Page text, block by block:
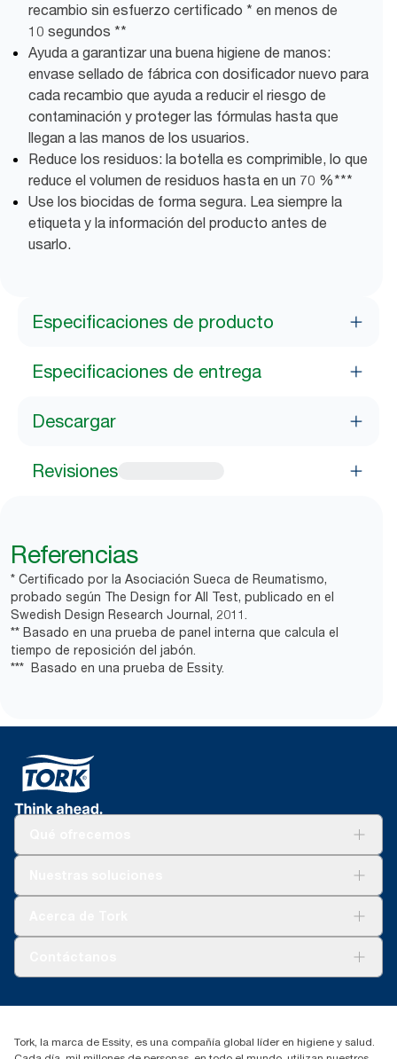
recambio sin esfuerzo certificado * en menos de
10 segundos **
Ayuda a garantizar una buena higiene de manos:
envase sellado de fábrica con dosificador nuevo para
cada recambio que ayuda a reducir el riesgo de
contaminación y proteger las fórmulas hasta que
llegan a las manos de los usuarios.
Reduce los residuos: la botella es comprimible, lo que
reduce el volumen de residuos hasta en un 70 %***
Use los biocidas de forma segura. Lea siempre la
etiqueta y la información del producto antes de
usarlo.
Especificaciones de producto
Especificaciones de entrega
Descargar
Revisiones
Referencias
* Certificado por la Asociación Sueca de Reumatismo,
probado según The Design for All Test, publicado en el
Swedish Design Research Journal, 2011.
** Basado en una prueba de panel interna que calcula el
tiempo de reposición del jabón.
*** Basado en una prueba de Essity.
91 657 84 00
Tork, la marca de Essity, es una compañía global líder en higiene y salud.